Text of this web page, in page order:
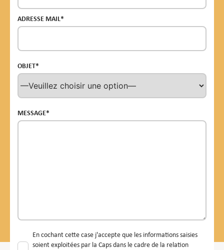
ADRESSE MAIL*
OBJET*
MESSAGE*
En cochant cette case j'accepte que les informations saisies
soient exploitées par la Caps dans le cadre de la relation